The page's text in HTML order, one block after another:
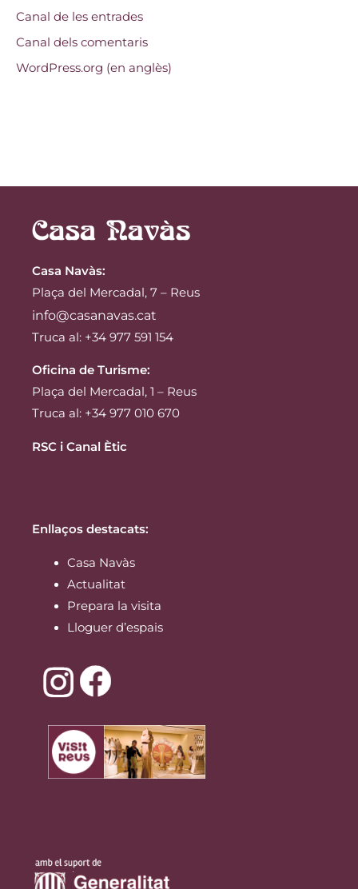
Canal de les entrades
Canal dels comentaris
WordPress.org (en anglès)
Casa Navàs:
Plaça del Mercadal, 7 – Reus
info@casanavas.cat
Truca al: +34 977 591 154
Oficina de Turisme:
Plaça del Mercadal, 1 – Reus
Truca al: +34 977 010 670
RSC i Canal Ètic
Enllaços destacats:
Casa Navàs
Actualitat
Prepara la visita
Lloguer d’espais